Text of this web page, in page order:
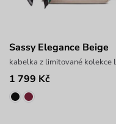
Sassy Elegance Beige
1 799 Kč